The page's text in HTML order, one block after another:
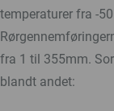
temperaturer fra -
fra 1 til 355mm.
blandt andet: